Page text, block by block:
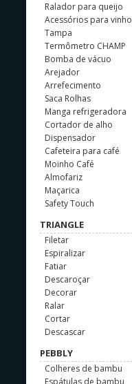
Ralador para queijo
Acessórios para vinho
Tampa
Termômetro CHAMP
Bomba de vácuo
Arejador
Arrefecimento
Saca Rolhas
Manga refrigeradora
Cortador de alho
Dispensador
Cafeteira para café
Moinho Café
Almofariz
Maçarica
Safety Touch
TRIANGLE
Filetar
Espiralizar
Fatiar
Descaroçar
Decorar
Ralar
Cortar
Descascar
PEBBLY
Colheres de bambu
Espátulas de bambu